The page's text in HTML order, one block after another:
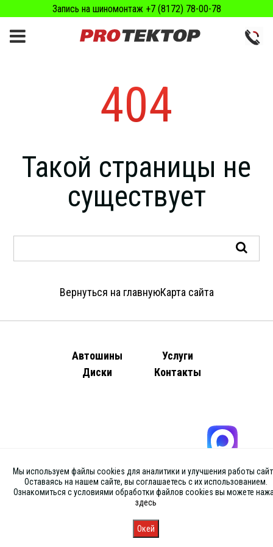
Запись на шиномонтаж +7 (8172) 78-00-78
404
Такой страницы не
существует
Вернуться на главнуюКарта сайта
Автошины
Диски
Услуги
Контакты
Запись
Мы используем файлы cookies для аналитики и улучшения работы
Оставаясь на нашем сайте, вы соглашаетесь с их использованием.
Ознакомиться с условиями обработки файлов cookies вы можете
здесь
Окей